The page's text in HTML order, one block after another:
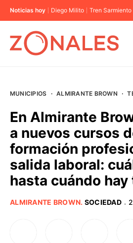
Noticias hoy Diego Milito Tren Sarmiento
BUENOS AIRES
PROVINCIAS
MUNICIPIOS · ALMIRANTE BROWN ·
En Almirante
a nuevos cursos
formación
salida laboral:
hasta cuándo
ALMIRANTE BROWN. SOCIEDAD ·